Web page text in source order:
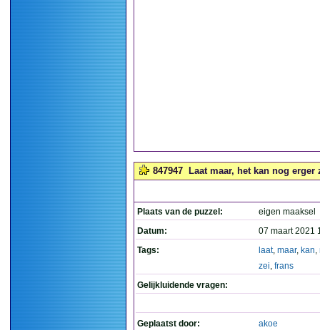
847947 Laat maar, het kan nog erger
Plaats van de puzzel:
eigen maaksel
Datum:
07 maart 2021
Tags:
laat, maar, kan,
zei, frans
Gelijkluidende vragen:
Geplaatst door: akoe